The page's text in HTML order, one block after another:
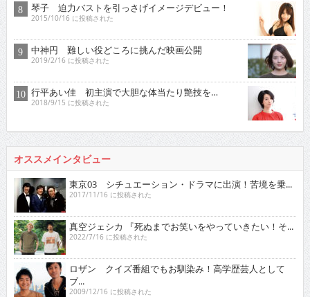
琴子 迫力バストを引っさげイメージデビュー！
2015/10/16 に投稿された
中神円 難しい役どころに挑んだ映画公開
2019/2/16 に投稿された
行平あい佳 初主演で大胆な体当たり艶技を…
2018/9/15 に投稿された
オススメインタビュー
東京03 シチュエーション・ドラマに出演！苦境を乗...
2017/11/16 に投稿された
真空ジェシカ 『死ぬまでお笑いをやっていきたい！そ...
2022/7/16 に投稿された
ロザン クイズ番組でもお馴染み！高学歴芸人として
ブ...
2009/12/16 に投稿された